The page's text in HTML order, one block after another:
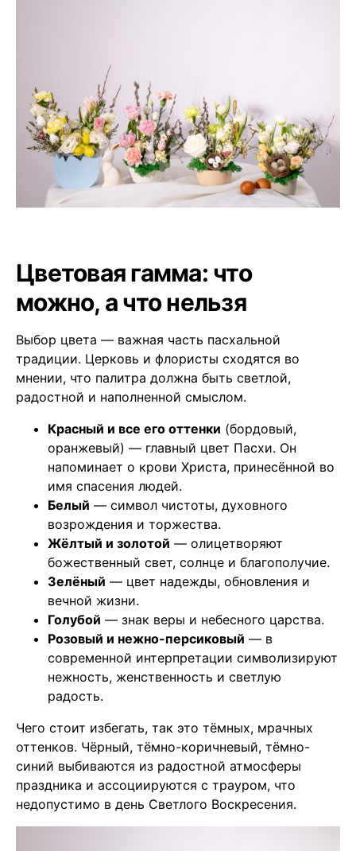
Цветовая гамма: что
можно, а что нельзя
Выбор цвета — важная часть пасхальной
традиции. Церковь и флористы сходятся во
мнении, что палитра должна быть светлой,
радостной и наполненной смыслом.
Красный и все его оттенки (бордовый,
оранжевый) — главный цвет Пасхи. Он
напоминает о крови Христа, принесённой во
имя спасения людей.
Белый — символ чистоты, духовного
возрождения и торжества.
Жёлтый и золотой — олицетворяют
божественный свет, солнце и благополучие.
Зелёный — цвет надежды, обновления и
вечной жизни.
Голубой — знак веры и небесного царства.
Розовый и нежно-персиковый — в
современной интерпретации символизируют
нежность, женственность и светлую
радость.
Чего стоит избегать, так это тёмных, мрачных
оттенков. Чёрный, тёмно-коричневый, тёмно-
синий выбиваются из радостной атмосферы
праздника и ассоциируются с трауром, что
недопустимо в день Светлого Воскресения.